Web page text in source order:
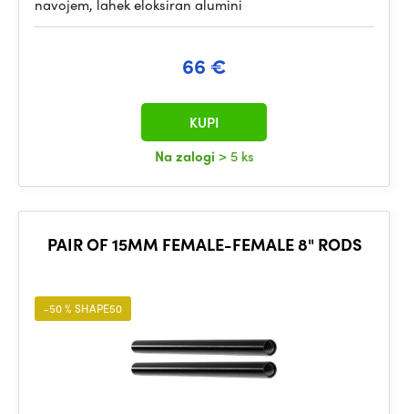
navojem, lahek eloksiran alumini
66 €
Na zalogi > 5 ks
KUPI
PAIR OF 15MM FEMALE-FEMALE 8" RODS
-50 % SHAPE50